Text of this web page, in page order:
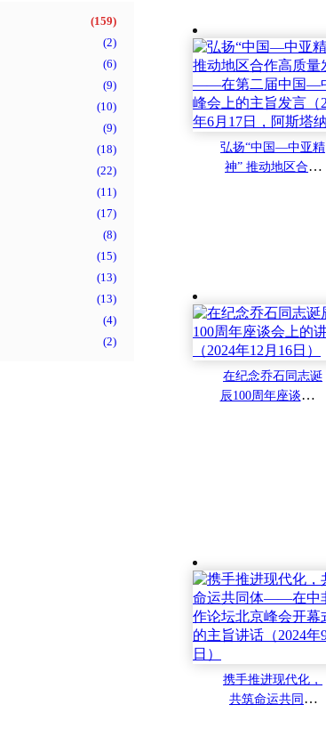
(159)
(2)
(6)
(9)
(10)
(9)
(18)
(22)
(11 )
(17)
(8)
(15)
(13)
(13)
(4)
(2)
弘扬“中国—中亚精
神” 推动地区合作
在纪念乔石同志诞
辰100周年座谈会上
携手推进现代化，
共筑命运共同体